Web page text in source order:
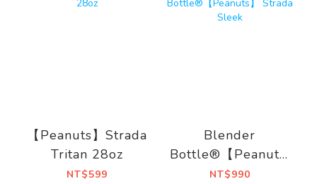
【Peanuts】Strada
Tritan 28oz
NT$599
Blender
Bottle®【Peanuts】
Strada Sleek
NT$990